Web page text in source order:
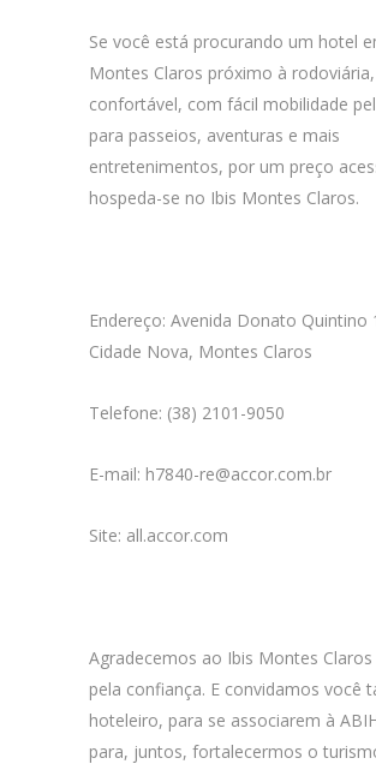
Se você está procurando um hotel
Montes Claros próximo à rodoviária,
confortável, com fácil mobilidade
para passeios, aventuras e mais
entretenimentos, por um preço
hospeda-se no Ibis Montes Claros.
Endereço: Avenida Donato Quintino
Cidade Nova, Montes Claros
Telefone: (38) 2101-9050
E-mail: h7840-re@accor.com.br
Site: all.accor.com
Agradecemos ao Ibis Montes Claros
pela confiança. E convidamos você
hoteleiro, para se associarem à
para, juntos, fortalecermos o